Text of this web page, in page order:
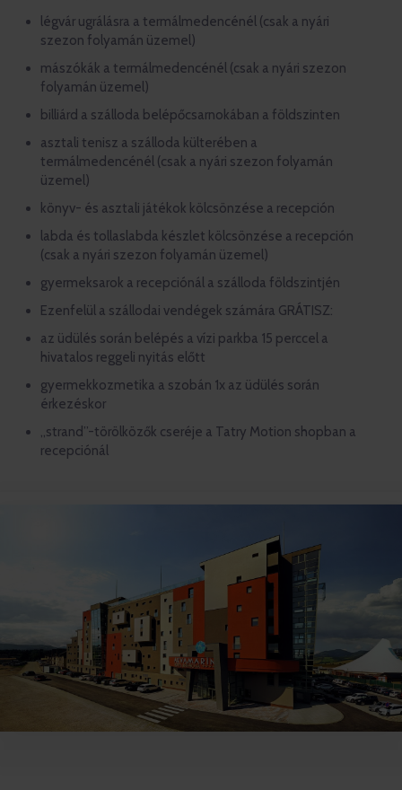
légvár ugrálásra a termálmedencénél (csak a nyári
szezon folyamán üzemel)
mászókák a termálmedencénél (csak a nyári szezon
folyamán üzemel)
billiárd a szálloda belépőcsarnokában a földszinten
asztali tenisz a szálloda külterében a
termálmedencénél (csak a nyári szezon folyamán
üzemel)
könyv- és asztali játékok kölcsönzése a recepción
labda és tollaslabda készlet kölcsönzése a recepción
(csak a nyári szezon folyamán üzemel)
gyermeksarok a recepciónál a szálloda földszintjén
Ezenfelül a szállodai vendégek számára GRÁTISZ:
az üdülés során belépés a vízi parkba 15 perccel a
hivatalos reggeli nyitás előtt
gyermekkozmetika a szobán 1x az üdülés során
érkezéskor
„strand”-törölközők cseréje a Tatry Motion shopban a
recepciónál